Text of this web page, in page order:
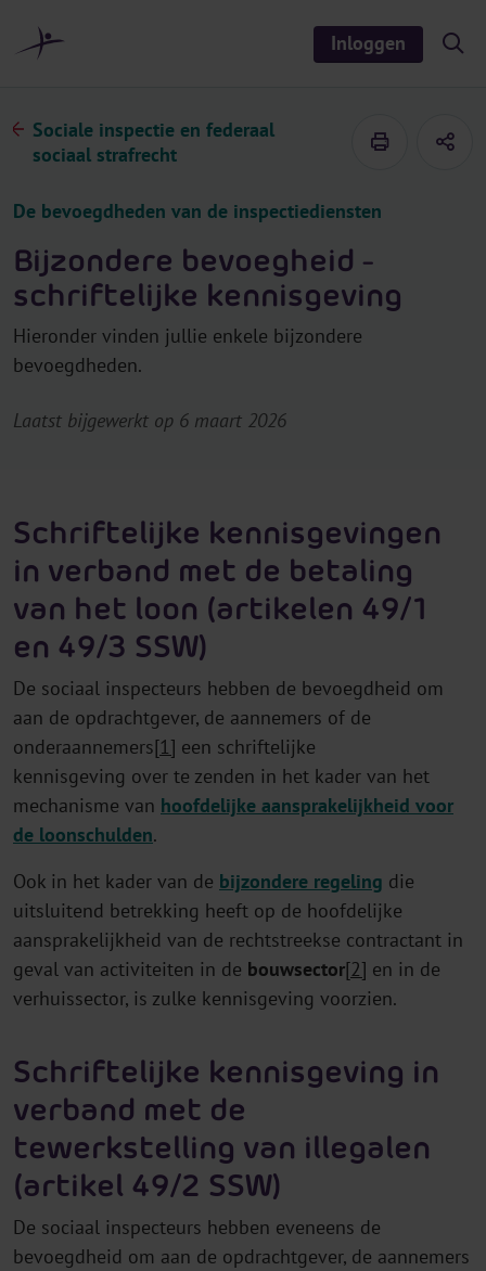
Inloggen
S
i
Sociale inspectie en federaal
sociaal strafrecht
De bevoegdheden van de inspectiediensten
Bijzondere bevoegheid -
schriftelijke kennisgeving
Hieronder vinden jullie enkele bijzondere
bevoegdheden.
Laatst bijgewerkt op 6 maart 2026
Schriftelijke kennisgevingen
in verband met de betaling
van het loon (artikelen 49/1
en 49/3 SSW)
De sociaal inspecteurs hebben de bevoegdheid om
aan de opdrachtgever, de aannemers of de
onderaannemers[1] een schriftelijke
kennisgeving over te zenden in het kader van het
mechanisme van hoofdelijke aansprakelijkheid voor
de loonschulden.
Ook in het kader van de bijzondere regeling die
uitsluitend betrekking heeft op de hoofdelijke
aansprakelijkheid van de rechtstreekse contractant in
geval van activiteiten in de bouwsector[2] en in de
verhuissector, is zulke kennisgeving voorzien.
Schriftelijke kennisgeving in
verband met de
tewerkstelling van illegalen
(artikel 49/2 SSW)
De sociaal inspecteurs hebben eveneens de
bevoegdheid om aan de opdrachtgever, de aannemers